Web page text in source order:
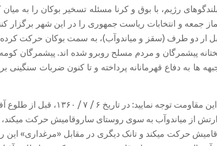
رژیم، با بوق و کرنا مسئله تسخیر بوکان را به میان
جمعه و انتخابات ریاست جمهوری را در این شهر برگزار
ار دو طرف (سقز و میاندوآب)، به سمت بوکان حرکت کرده
پیشمرگان و مردم مسلح روبرو شده اند. پیشمرگان کومه
ها به دفاع قهرمانانه پرداخته و تا کنون ضربات سنگینی
به صحنه هایی از این مقاومت توجه
از میاندوآب به سوی روستای ساروقامیش حرکت میکند،
حرکت میکند و تانک دیگری در مقابل «مرغداری» این